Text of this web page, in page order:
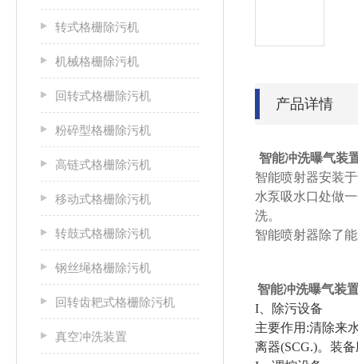
转式格栅除污机
机械格栅除污机
回转式格栅除污机
粉碎型格栅除污机
高链式格栅除污机
移动式格栅除污机
转鼓式格栅除污机
钢丝绳格栅除污机
回转齿耙式格栅除污机
真空冲洗装置
产品详情
智能冲洗曝气装
智能喷射器安装
水泵吸水口处做
洗。
智能喷射器除了
智能冲洗曝气装
I、除污设备
主要作用:清除来
离器(SCG.)。装